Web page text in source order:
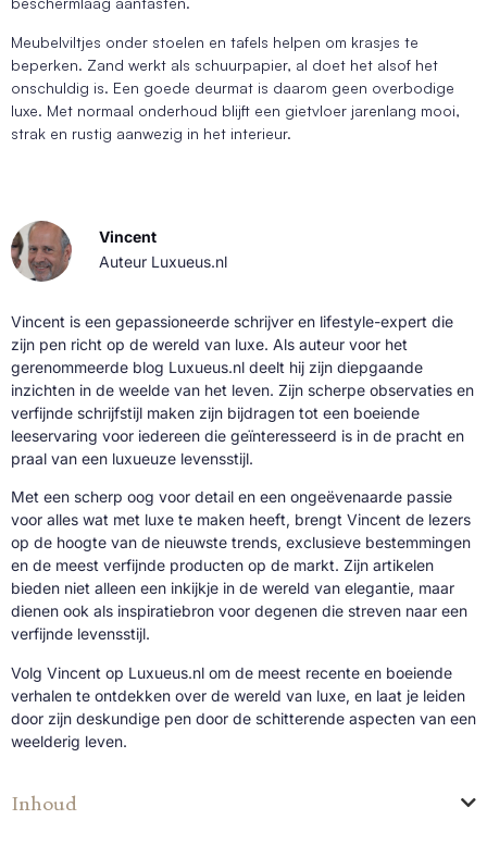
Meubelviltjes onder stoelen en tafels helpen om krasjes te
beperken. Zand werkt als schuurpapier, al doet het alsof het
onschuldig is. Een goede deurmat is daarom geen overbodige
luxe. Met normaal onderhoud blijft een gietvloer jarenlang mooi,
strak en rustig aanwezig in het interieur.
Vincent
Auteur Luxueus.nl
Vincent is een gepassioneerde schrijver en lifestyle-expert die
zijn pen richt op de wereld van luxe. Als auteur voor het
gerenommeerde blog Luxueus.nl deelt hij zijn diepgaande
inzichten in de weelde van het leven. Zijn scherpe observaties en
verfijnde schrijfstijl maken zijn bijdragen tot een boeiende
leeservaring voor iedereen die geïnteresseerd is in de pracht en
praal van een luxueuze levensstijl.
Met een scherp oog voor detail en een ongeëvenaarde passie
voor alles wat met luxe te maken heeft, brengt Vincent de lezers
op de hoogte van de nieuwste trends, exclusieve bestemmingen
en de meest verfijnde producten op de markt. Zijn artikelen
bieden niet alleen een inkijkje in de wereld van elegantie, maar
dienen ook als inspiratiebron voor degenen die streven naar een
verfijnde levensstijl.
Volg Vincent op Luxueus.nl om de meest recente en boeiende
verhalen te ontdekken over de wereld van luxe, en laat je leiden
door zijn deskundige pen door de schitterende aspecten van een
weelderig leven.
Inhoud